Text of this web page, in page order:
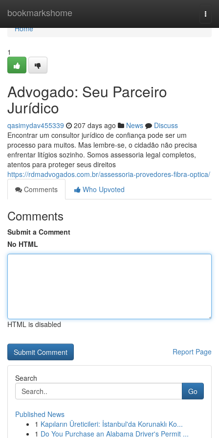
bookmarkshome
Home
Home
1
Advogado: Seu Parceiro
Jurídico
qasimydav455339 207 days ago News
Discuss
Encontrar um consultor jurídico de confiança pode ser um
processo para muitos. Mas lembre-se, o cidadão não precisa
enfrentar litígios sozinho. Somos assessoria legal completos,
atentos para proteger seus direitos
https://rdmadvogados.com.br/assessoria-provedores-fibra-optica/
Comments
Who Upvoted
Comments
Submit a Comment
No HTML
HTML is disabled
Report Page
Search
Go
Published News
1 Kapıların Üreticileri: İstanbul'da Korunaklı Ko...
1 Do You Purchase an Alabama Driver's Permit ...